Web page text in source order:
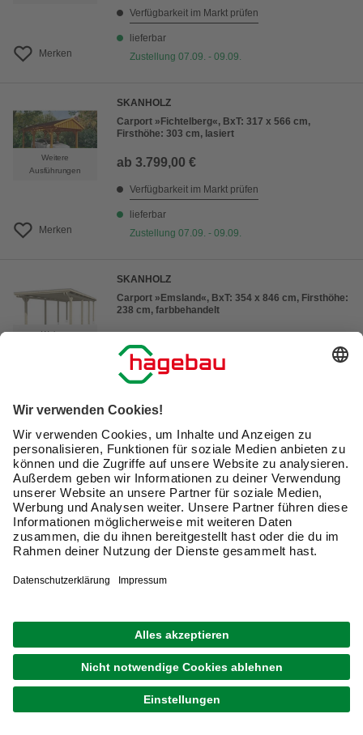
Merken
Verfügbarkeit im Markt prüfen
lieferbar
Zustellung 07.09. - 09.09.
Weitere
Ausführungen
Merken
SKANHOLZ
Carport »Fichtelberg«, BxT: 317 x 566 cm,
Firsthöhe: 303 cm, lasiert
ab 3.799,00 €
Verfügbarkeit im Markt prüfen
lieferbar
Zustellung 07.09. - 09.09.
Weitere
Merken
SKANHOLZ
Carport »Emsland«, BxT: 354 x 846 cm, Firsthöhe:
238 cm, farbbehandelt
Verfügbarkeit im Markt prüfen
Zustellung 07.09. - 09.09.
Weitere
Ausführungen
Merken
SKANHOLZ
Carport »Fichtelberg«, BxT: 317 x 808 cm,
Firsthöhe: 303 cm, lasiert
ab5.099,00 €
Verfügbarkeit im Markt prüfen
Zustellung 07.09. - 09.09.
1 von10
Einzelcarports online kaufen: So findest Du